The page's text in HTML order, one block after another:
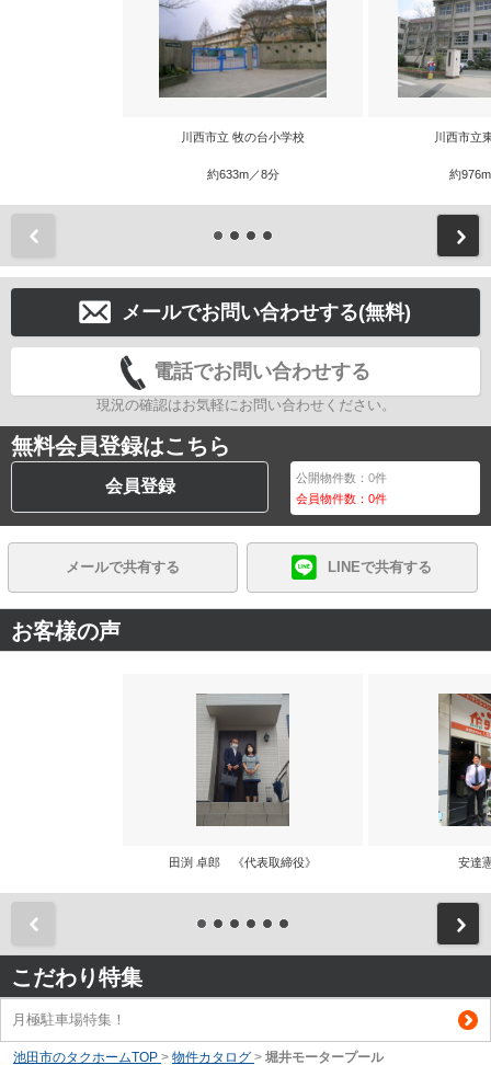
川西市立 牧の台小学校
約633m／8分
川西市立
約
メールでお問い合わせする(無料)
電話でお問い合わせする
現況の確認はお気軽にお問い合わせください。
無料会員登録はこちら
会員登録 公開物件数：0件
会員物件数：0件
メールで共有する LINEで共有する
お客様の声
田渕 卓郎 《代表取締役》 安達
こだわり特集
月極駐車場特集！
池田市のタクホームTOP > 物件カタログ > 堀井モータープール